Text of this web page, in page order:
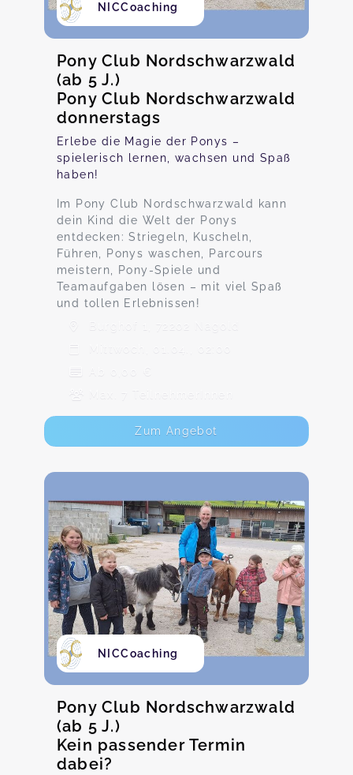
NICCoaching
Pony Club Nordschwarzwald
(ab 5 J.)
Pony Club Nordschwarzwald
donnerstags
Erlebe die Magie der Ponys –
spielerisch lernen, wachsen und Spaß
haben!
Im Pony Club Nordschwarzwald kann
dein Kind die Welt der Ponys
entdecken: Striegeln, Kuscheln,
Führen, Ponys waschen, Parcours
meistern, Pony-Spiele und
Teamaufgaben lösen – mit viel Spaß
und tollen Erlebnissen!
Burghof 1, 72202 Nagold
Mittwoch, 01.04., 02:00
Ab 0,00 €
Max. 7 TeilnehmerInnen
Zum Angebot
NICCoaching
Pony Club Nordschwarzwald
(ab 5 J.)
Kein passender Termin
dabei?